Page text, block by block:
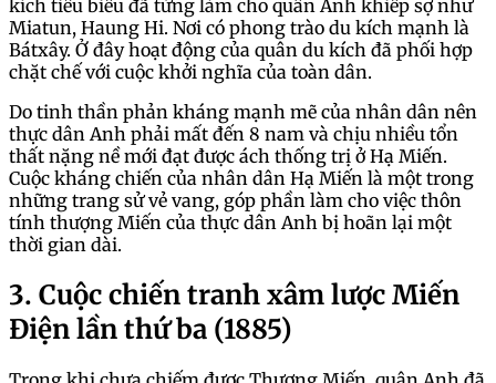
kích tiêu biểu đã từng làm cho quân Anh khiếp sợ như
Miatun, Haung Hi. Nơi có phong trào du kích mạnh là
Bátxây. Ở đây hoạt động của quân du kích đã phối hợp
chặt chế với cuộc khởi nghĩa của toàn dân.
Do tinh thần phản kháng mạnh mẽ của nhân dân nên
thực dân Anh phải mất đến 8 nam và chịu nhiều tổn
thất nặng nề mới đạt được ách thống trị ở Hạ Miến.
Cuộc kháng chiến của nhân dân Hạ Miến là một trong
những trang sử vẻ vang, góp phần làm cho việc thôn
tính thượng Miến của thực dân Anh bị hoãn lại một
thời gian dài.
3. Cuộc chiến tranh xâm lược Miến
Điện lần thứ ba (1885)